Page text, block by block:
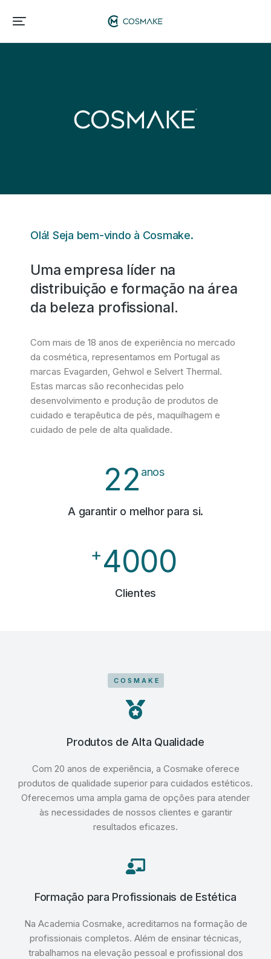
Olá! Seja bem-vindo à Cosmake.
Uma empresa líder na
distribuição e formação na área
da beleza profissional.
Com mais de 18 anos de experiência no mercado
da cosmética, representamos em Portugal as
marcas Evagarden, Gehwol e Selvert Thermal.
Estas marcas são reconhecidas pelo
desenvolvimento e produção de produtos de
cuidado e terapêutica de pés, maquilhagem e
cuidado de pele de alta qualidade.
22 anos
A garantir o melhor para si.
+4000
Clientes
COSMAKE
Produtos de Alta Qualidade
Com 20 anos de experiência, a Cosmake oferece
produtos de qualidade superior para cuidados estéticos.
Oferecemos uma ampla gama de opções para atender
às necessidades de nossos clientes e garantir
resultados eficazes.
Formação para Profissionais de Estética
Na Academia Cosmake, acreditamos na formação de
profissionais completos. Além de ensinar técnicas,
trabalhamos na elevação pessoal e profissional dos